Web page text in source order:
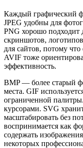
Каждый графический
JPEG удобны для
PNG хорошо подходит
скриншотов,
для сайтов, потому
AVIF тоже
эффективность.
BMP — более старый
места. GIF
ограниченной
курсорами. SVG
масштабировать без
воспринимается как
содержать
некоторых